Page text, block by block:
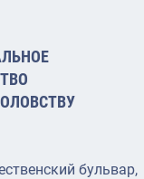
бульвар,